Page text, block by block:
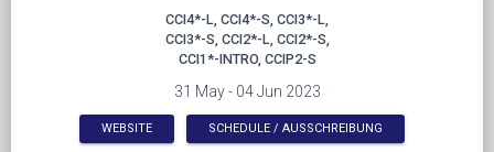
CCI4*-L, CCI4*-S, CCI3*-L,
CCI3*-S, CCI2*-L, CCI2*-S,
CCI1*-INTRO, CCIP2-S
31 May - 04 Jun 2023
WEBSITE SCHEDULE / AUSSCHREIBUNG